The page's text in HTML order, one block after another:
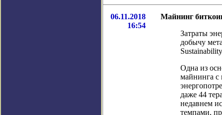
06.11.2018
16:54
Майнинг
Затраты
добычу
Одна из
майнинга с
даже 44
недавнем
темпами,